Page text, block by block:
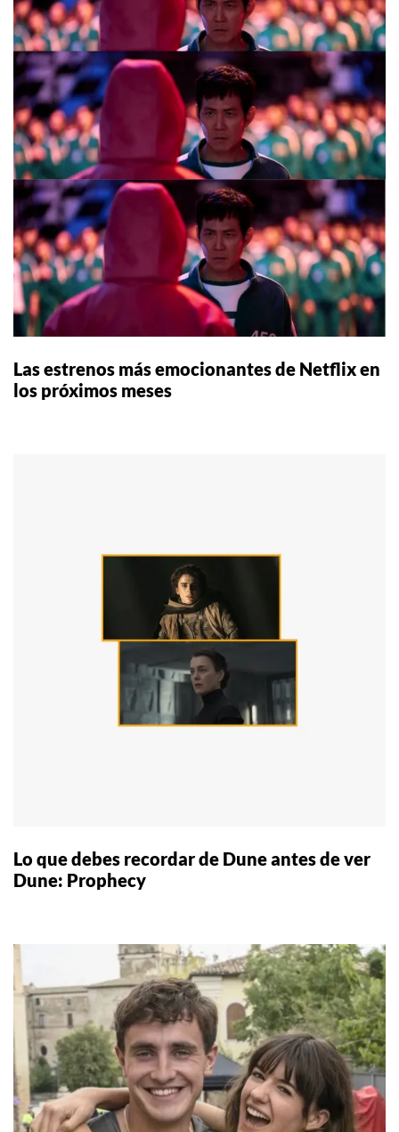
Las estrenos más emocionantes de Netflix en
los próximos meses
Lo que debes recordar de Dune antes de ver
Dune: Prophecy